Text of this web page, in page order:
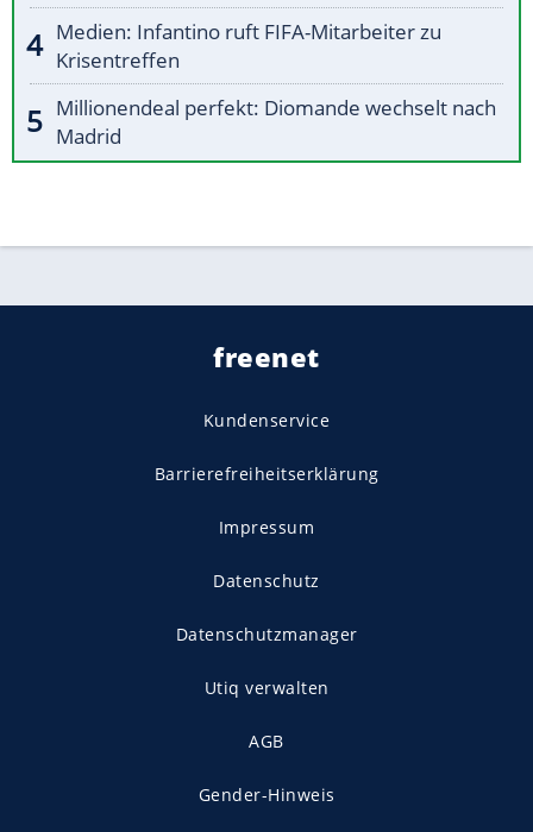
Medien: Infantino ruft FIFA-Mitarbeiter zu
Krisentreffen
Millionendeal perfekt: Diomande wechselt nach
Madrid
freenet
Kundenservice
Barrierefreiheitserklärung
Impressum
Datenschutz
Datenschutzmanager
Utiq verwalten
AGB
Gender-Hinweis